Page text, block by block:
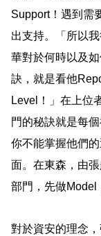
Support！遇到需
出支持。「所以
華對於何時以及
訣，就是看他
Level
！」在上位
門的秘訣就是每
你不能掌握他們
面。在東森，由
部門，先做Model
對於資安的理念